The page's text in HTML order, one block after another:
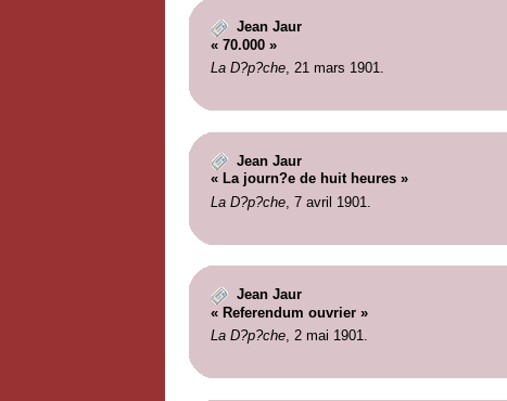
Jean Jaur
« 70.000 »
La D?p?che, 21 mars 1901.
Jean Jaur
« La journ?e de huit heures »
La D?p?che, 7 avril 1901.
Jean Jaur
« Referendum ouvrier »
La D?p?che, 2 mai 1901.